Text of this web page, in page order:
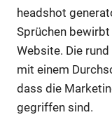
headshot
Sprüchen
Website. Die
mit einem
dass die
gegriffen sind.